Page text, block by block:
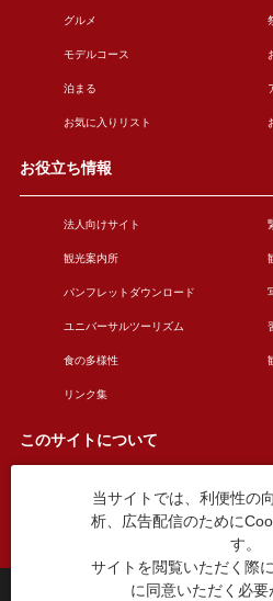
グルメ
モデルコース
泊まる
お気に入りリスト
お役立ち情報
法人向けサイト
観光案内所
パンフレットダウンロード
ユニバーサルツーリズム
食の多様性
リンク集
このサイトについて
このサイトについて
お問い合わせ
台東区役所観
当サイトでは、利便性の
析、広告配信のために
す。
サイトを閲覧いただく際
に同意いただく必要